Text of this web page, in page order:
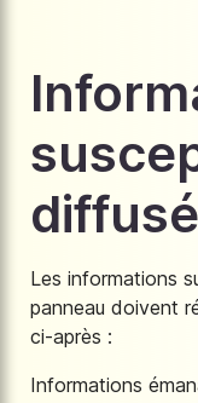
Les informations
panneau doivent
ci-après :
Informations